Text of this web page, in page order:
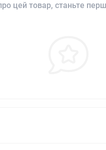
цей товар, станьте